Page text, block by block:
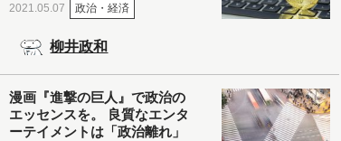
2021.05.07 政治・経済
柳井政和
漫画『進撃の巨人』で政治の
エッセンスを。 良質なエンタ
ーテイメントは「政治離れ」